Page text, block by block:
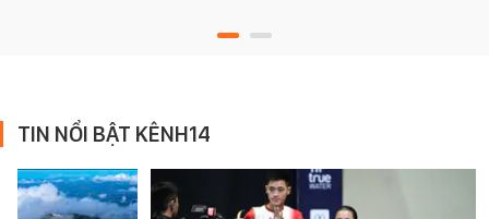
TIN NỔI BẬT KÊNH14